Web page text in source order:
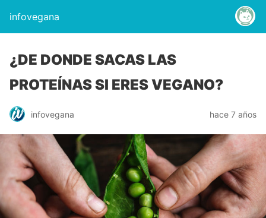
infovegana
¿DE DONDE SACAS LAS
PROTEÍNAS SI ERES VEGANO?
infovegana hace 7 años